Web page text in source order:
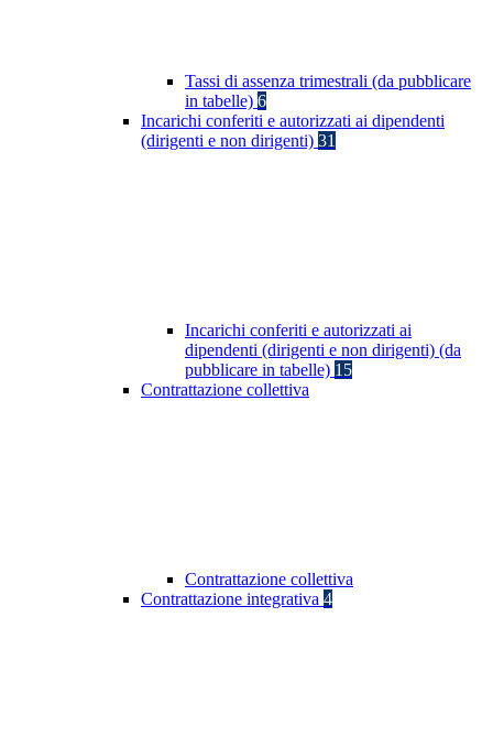
Tassi di assenza trimestrali (da pubblicare
in tabelle) 6
Incarichi conferiti e autorizzati ai dipendenti
(dirigenti e non dirigenti) 31
Incarichi conferiti e autorizzati ai
dipendenti (dirigenti e non dirigenti) (da
pubblicare in tabelle) 15
Contrattazione collettiva
Contrattazione collettiva
Contrattazione integrativa 4